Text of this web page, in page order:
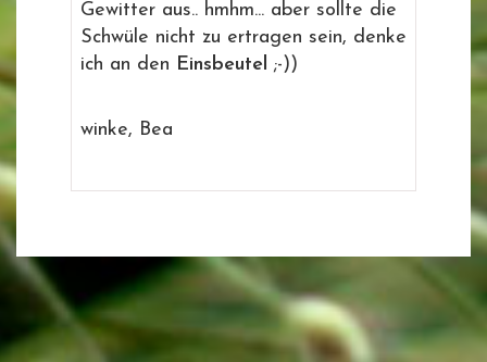
Gewitter aus.. hmhm... aber sollte die
Schwüle nicht zu ertragen sein, denke
ich an den Einsbeutel ;-))
winke, Bea